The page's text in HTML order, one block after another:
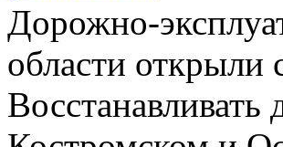
Дорожно-
области открыли